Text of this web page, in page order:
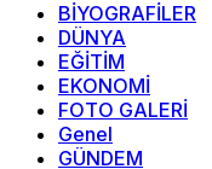
BİYOGRAFİLER
DÜNYA
EĞİTİM
EKONOMİ
FOTO GALERİ
Genel
GÜNDEM